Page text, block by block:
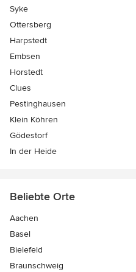
Syke
Ottersberg
Harpstedt
Embsen
Horstedt
Clues
Pestinghausen
Klein Köhren
Gödestorf
In der Heide
Beliebte Orte
Aachen
Basel
Bielefeld
Braunschweig